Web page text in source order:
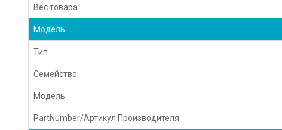
Вес товара
Модель
Тип
Семейство
Модель
PartNumber/Артикул Производителя